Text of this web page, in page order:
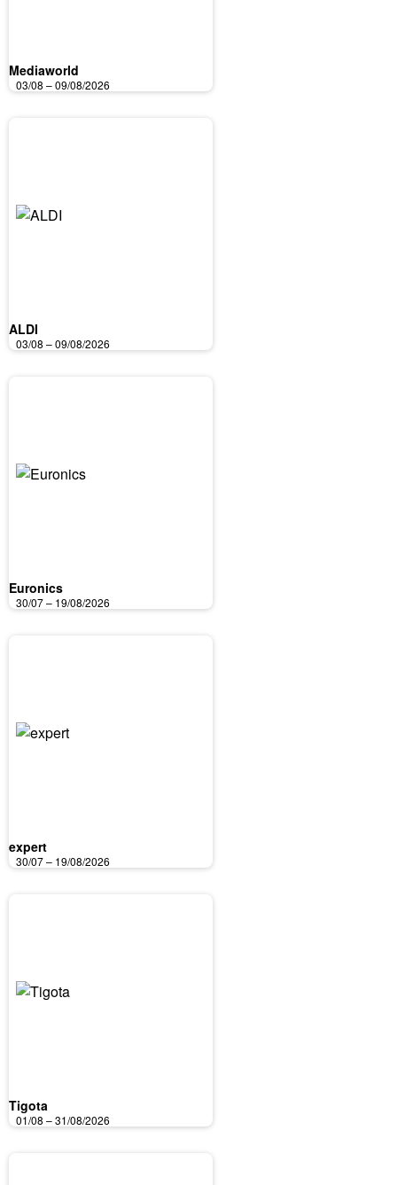
Mediaworld
03/08 – 09/08/2026
ALDI
03/08 – 09/08/2026
Euronics
30/07 – 19/08/2026
expert
30/07 – 19/08/2026
Tigota
01/08 – 31/08/2026